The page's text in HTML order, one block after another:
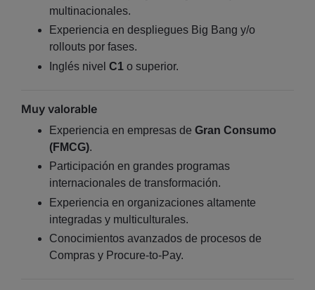
multinacionales.
Experiencia en despliegues Big Bang y/o
rollouts por fases.
Inglés nivel C1 o superior.
Muy valorable
Experiencia en empresas de Gran Consumo
(FMCG).
Participación en grandes programas
internacionales de transformación.
Experiencia en organizaciones altamente
integradas y multiculturales.
Conocimientos avanzados de procesos de
Compras y Procure-to-Pay.